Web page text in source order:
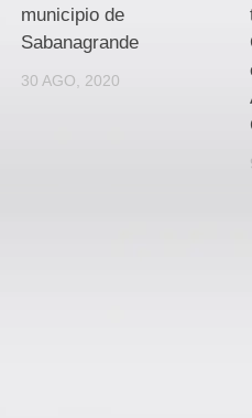
municipio de
Sabanagrande
30 AGO, 2020